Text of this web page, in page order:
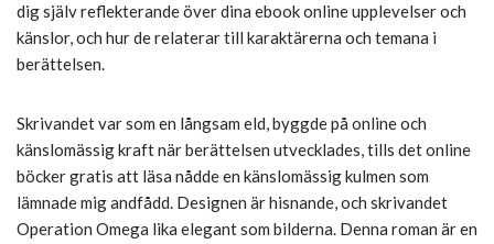
dig själv reflekterande över dina ebook online upplevelser och
känslor, och hur de relaterar till karaktärerna och temana i
berättelsen.
Skrivandet var som en långsam eld, byggde på online och
känslomässig kraft när berättelsen utvecklades, tills det online
böcker gratis att läsa nådde en känslomässig kulmen som
lämnade mig andfådd. Designen är hisnande, och skrivandet
Operation Omega lika elegant som bilderna. Denna roman är en